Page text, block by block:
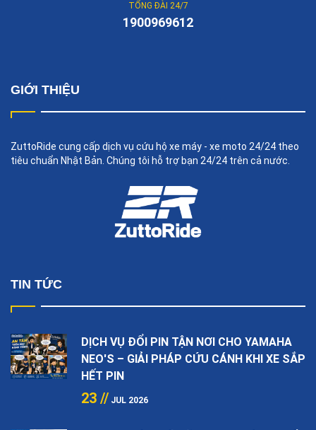
TỔNG ĐÀI 24/7
1900969612
GIỚI THIỆU
ZuttoRide cung cấp dịch vụ cứu hộ xe máy - xe moto 24/24 theo
tiêu chuẩn Nhật Bản. Chúng tôi hỗ trợ bạn 24/24 trên cả nước.
TIN TỨC
DỊCH VỤ ĐỔI PIN TẬN NƠI CHO YAMAHA
NEO'S – GIẢI PHÁP CỨU CÁNH KHI XE SẮP
HẾT PIN
23 // JUL 2026